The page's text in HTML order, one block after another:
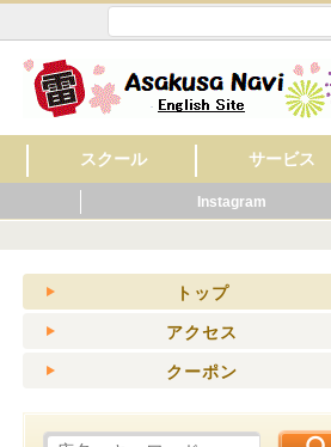
スクール
ニング
サービス
レンタルショップ
旅館
ビジネスホテル
ペット関連
健康・スポーツ
賃貸・不動産
ウエディング
歯科
ホテル
公共機関
その他
病院
くらし
Instagram
トップ
アクセス
クーポン